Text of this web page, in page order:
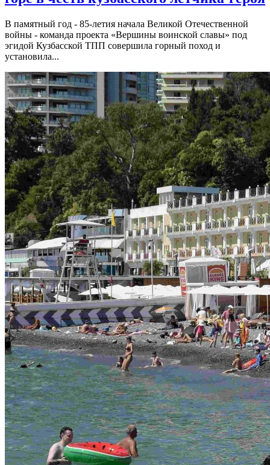
В памятный год - 85-летия начала Великой Отечественной
войны - команда проекта «Вершины воинской славы» под
эгидой Кузбасской ТПП совершила горный поход и
установила...